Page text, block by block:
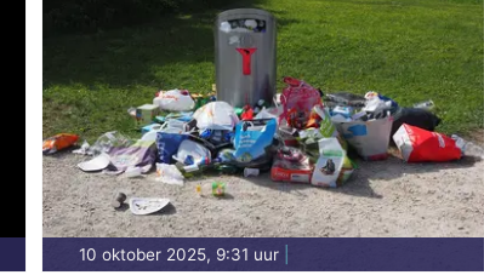
10 oktober 2025, 9:31 uur|